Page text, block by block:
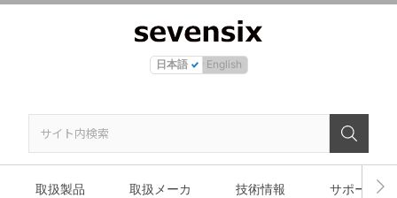
日本語 English
取扱製品 取扱メーカ 技術情報 サポート